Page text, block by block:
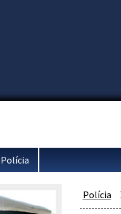
Polícia
Polícia